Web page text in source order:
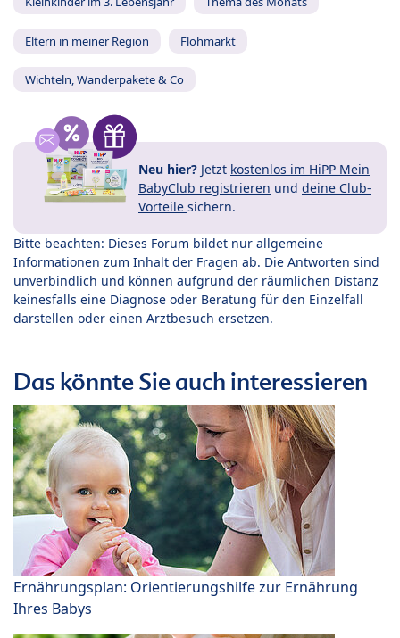
Eltern in meiner Region Flohmarkt
Wichteln, Wanderpakete & Co
Neu hier? Jetzt kostenlos im HiPP Mein
BabyClub registrieren und deine Club-
Vorteile sichern.
Bitte beachten: Dieses Forum bildet nur allgemeine
Informationen zum Inhalt der Fragen ab. Die Antworten sind
unverbindlich und können aufgrund der räumlichen Distanz
keinesfalls eine Diagnose oder Beratung für den Einzelfall
darstellen oder einen Arztbesuch ersetzen.
Das könnte Sie auch interessieren
Ernährungsplan: Orientierungshilfe zur Ernährung
Ihres Babys